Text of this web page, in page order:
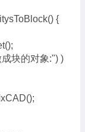
{
块的对象:") )